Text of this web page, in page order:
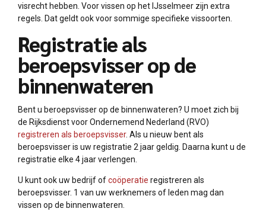
visrecht hebben. Voor vissen op het IJsselmeer zijn extra
regels. Dat geldt ook voor sommige specifieke vissoorten.
Registratie als
beroepsvisser op de
binnenwateren
Bent u beroepsvisser op de binnenwateren? U moet zich bij
de Rijksdienst voor Ondernemend Nederland (RVO)
registreren als beroepsvisser. Als u nieuw bent als
beroepsvisser is uw registratie 2 jaar geldig. Daarna kunt u de
registratie elke 4 jaar verlengen.
U kunt ook uw bedrijf ofcoöperatie registreren als
beroepsvisser. 1 van uw werknemers of leden mag dan
vissen op de binnenwateren.